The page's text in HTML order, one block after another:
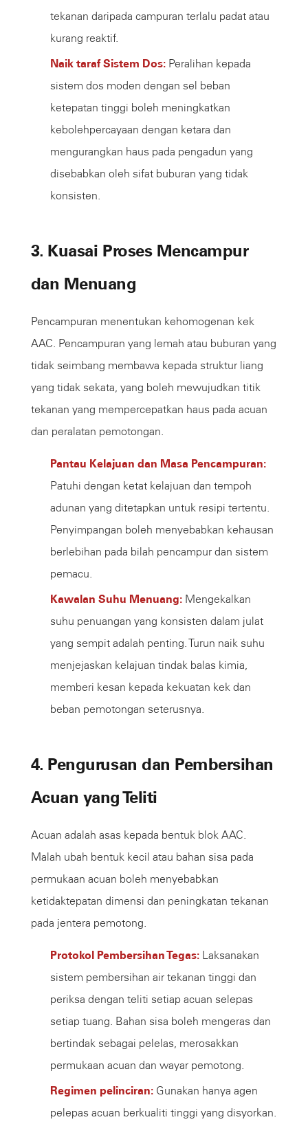
tekanan daripada campuran terlalu padat atau
kurang reaktif.
Naik taraf Sistem Dos: Peralihan kepada
sistem dos moden dengan sel beban
ketepatan tinggi boleh meningkatkan
kebolehpercayaan dengan ketara dan
mengurangkan haus pada pengadun yang
disebabkan oleh sifat buburan yang tidak
konsisten.
3. Kuasai Proses Mencampur
dan Menuang
Pencampuran menentukan kehomogenan kek
AAC. Pencampuran yang lemah atau buburan yang
tidak seimbang membawa kepada struktur liang
yang tidak sekata, yang boleh mewujudkan titik
tekanan yang mempercepatkan haus pada acuan
dan peralatan pemotongan.
Pantau Kelajuan dan Masa Pencampuran:
Patuhi dengan ketat kelajuan dan tempoh
adunan yang ditetapkan untuk resipi tertentu.
Penyimpangan boleh menyebabkan kehausan
berlebihan pada bilah pencampur dan sistem
pemacu.
Kawalan Suhu Menuang: Mengekalkan
suhu penuangan yang konsisten dalam julat
yang sempit adalah penting. Turun naik suhu
menjejaskan kelajuan tindak balas kimia,
memberi kesan kepada kekuatan kek dan
beban pemotongan seterusnya.
4. Pengurusan dan Pembersihan
Acuan yang Teliti
Acuan adalah asas kepada bentuk blok AAC.
Malah ubah bentuk kecil atau bahan sisa pada
permukaan acuan boleh menyebabkan
ketidaktepatan dimensi dan peningkatan tekanan
pada jentera pemotong.
Protokol Pembersihan Tegas: Laksanakan
sistem pembersihan air tekanan tinggi dan
periksa dengan teliti setiap acuan selepas
setiap tuang. Bahan sisa boleh mengeras dan
bertindak sebagai pelelas, merosakkan
permukaan acuan dan wayar pemotong.
Regimen pelinciran: Gunakan hanya agen
pelepas acuan berkualiti tinggi yang disyorkan.